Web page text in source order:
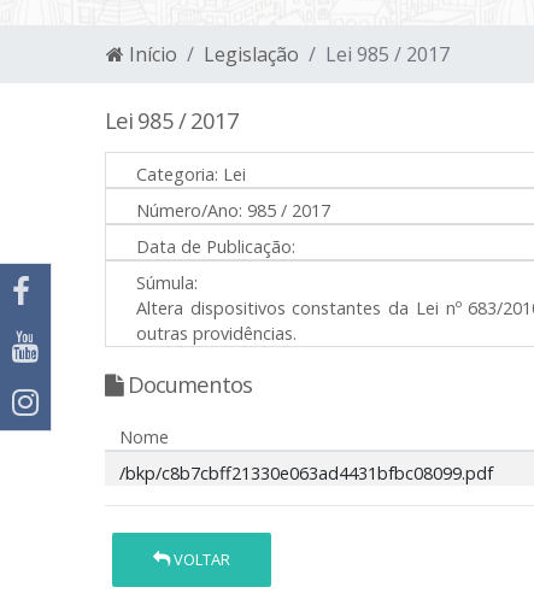
Início Legislação Lei 985 / 2017
Lei 985 / 2017
Categoria: Lei
Número/Ano: 985 / 2017
Data de Publicação:
Súmula:
Altera dispositivos constantes da Lei nº 683/
outras providências.
Documentos
Nome
/bkp/c8b7cbff21330e063ad4431bfbc08099.pdf
VOLTAR